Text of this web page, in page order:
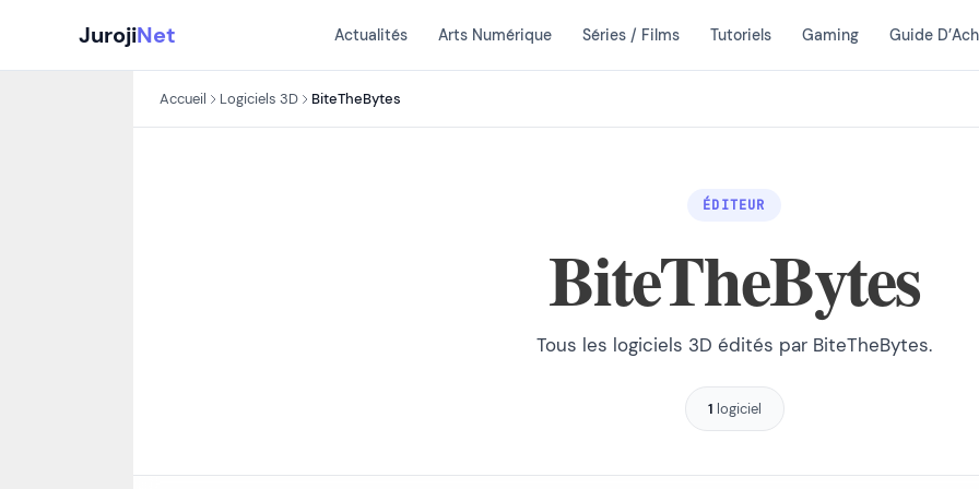
contenu
JurojiNet Actualités Arts Numérique Séries / Films Tutoriels Gaming Guide
Accueil Logiciels 3D BiteTheBytes
ÉDITEUR
BiteTheBytes
Tous les logiciels 3D édités par BiteTheBytes.
1 logiciel